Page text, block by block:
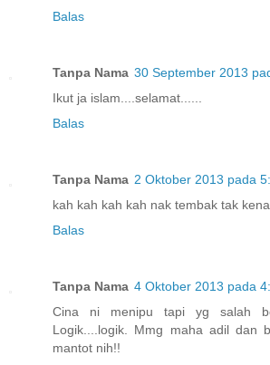
Balas
Tanpa Nama 30 September 2013
Ikut ja islam....selamat......
Balas
Tanpa Nama 2 Oktober 2013 pada
kah kah kah kah nak tembak tak kena
Balas
Tanpa Nama 4 Oktober 2013 pada
Cina ni menipu tapi yg salah
Logik....logik. Mmg maha adil dan
mantot nih!!